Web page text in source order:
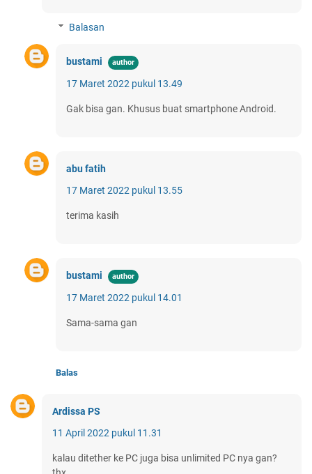
Balasan
bustami
17 Maret 2022 pukul 13.49
Gak bisa gan. Khusus buat smartphone Android.
abu fatih
17 Maret 2022 pukul 13.55
terima kasih
bustami
17 Maret 2022 pukul 14.01
Sama-sama gan
Balas
Ardissa PS
11 April 2022 pukul 11.31
kalau ditether ke PC juga bisa unlimited PC nya gan?